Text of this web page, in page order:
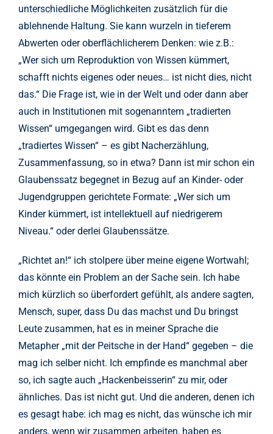
unterschiedliche Möglichkeiten zusätzlich für die
ablehnende Haltung. Sie kann wurzeln in tieferem
Abwerten oder oberflächlicherem Denken: wie z.B.:
„Wer sich um Reproduktion von Wissen kümmert,
schafft nichts eigenes oder neues… ist nicht dies, nicht
das.“ Die Frage ist, wie in der Welt und oder dann aber
auch in Institutionen mit sogenanntem „tradierten
Wissen“ umgegangen wird. Gibt es das denn
„tradiertes Wissen“ – es gibt Nacherzählung,
Zusammenfassung, so in etwa? Dann ist mir schon ein
Glaubenssatz begegnet in Bezug auf an Kinder- oder
Jugendgruppen gerichtete Formate: „Wer sich um
Kinder kümmert, ist intellektuell auf niedrigerem
Niveau.“ oder derlei Glaubenssätze.
„Richtet an!“ ich stolpere über meine eigene Wortwahl;
das könnte ein Problem an der Sache sein. Ich habe
mich kürzlich so überfordert gefühlt, als andere sagten,
Mensch, super, dass Du das machst und Du bringst
Leute zusammen, hat es in meiner Sprache die
Metapher „mit der Peitsche in der Hand“ gegeben – die
mag ich selber nicht. Ich empfinde es manchmal aber
so, ich sagte auch „Hackenbeisserin“ zu mir, oder
ähnliches. Das ist nicht gut. Und die anderen, denen ich
es gesagt habe: ich mag es nicht, das wünsche ich mir
anders, wenn wir zusammen arbeiten, haben es